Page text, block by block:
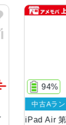
16GB スペー